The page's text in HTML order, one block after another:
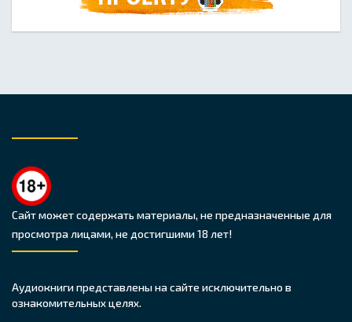
Сайт может содержать материалы, не предназначенные для
просмотра лицами, не достигшими 18 лет!
Аудиокниги представлены на сайте исключительно в
ознакомительных целях.